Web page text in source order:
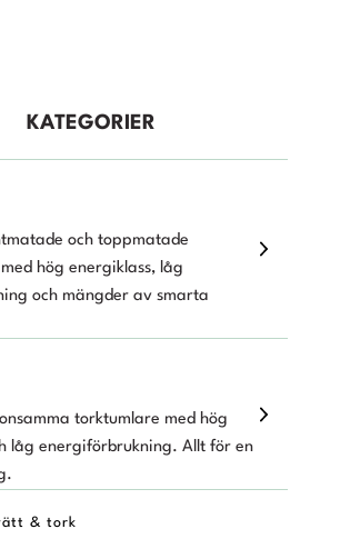
KATEGORIER
och toppmatade
hög energiklass, låg
och mängder av smarta
torktumlare med hög
låg energiförbrukning. Allt för en
& tork